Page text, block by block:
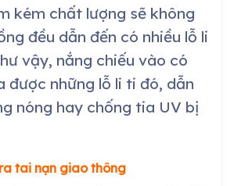
kém chất lượng sẽ không
đều dẫn đến có nhiều lỗ li
vậy, nắng chiếu vào có
được những lỗ li ti đó, dẫn
nóng hay chống tia UV bị
tai nạn giao thông